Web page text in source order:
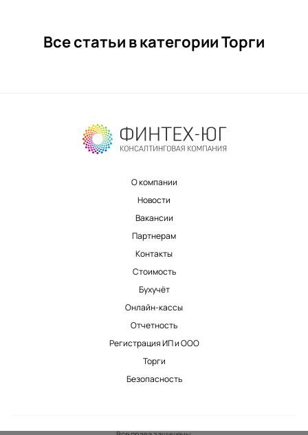
Все статьи в категории Торги
О компании
Новости
Вакансии
Партнерам
Контакты
Стоимость
Бухучёт
Онлайн-кассы
Отчетность
Регистрация ИП и ООО
Торги
Безопасность